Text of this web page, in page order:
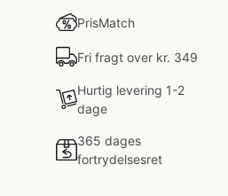
PrisMatch
Fri fragt over kr. 349
Hurtig levering 1-2
dage
365 dages
fortrydelsesret